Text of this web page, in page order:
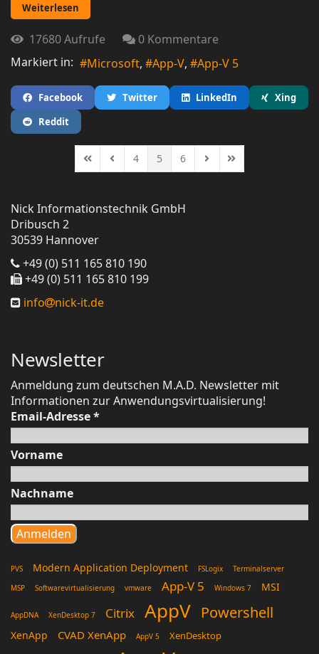
Weiterlesen
17680 Aufrufe
0 Kommentare
Markiert in:
Microsoft App-V App-V 5
Facebook Twitter LinkedIn
Xing
Reddit
First PagePrevious Page
4 5 6 Next PageLast Page
Nick Informationstechnik GmbH
Dribusch 2
30539 Hannover
+49 (0) 511 165 810 190
+49 (0) 511 165 810 199
info
nick-it.de
Newsletter
Anmeldung zum deutschen M.A.D. Newsletter mit
Informationen zur Anwendungsvirtualisierung!
Email-Adresse*
Vorname
Nachname
PVS Modern Application Deployment FSLogix
Terminalserver
MSP
Softwarevirtualisierung vmware App-V 5 Windows 7 MSI
AppDNA XenDesktop 7 Citrix AppV Powershell
XenApp CVAD XenApp AppV 5 XenDesktop